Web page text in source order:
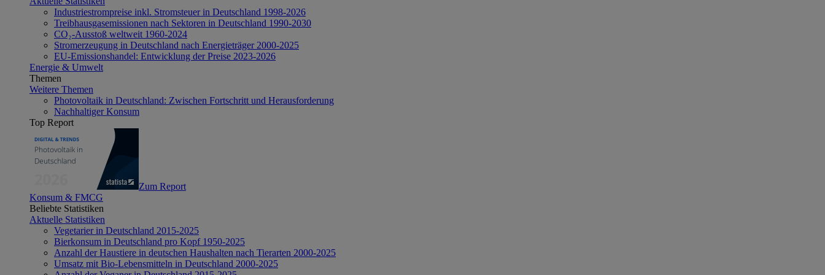
Industriestrompreise inkl. Stromsteuer in Deutschland 1998-2026
Treibhausgasemissionen nach Sektoren in Deutschland 1990-2030
CO₂-Ausstoß weltweit 1960-2024
Stromerzeugung in Deutschland nach Energieträger 2000-2025
EU-Emissionshandel: Entwicklung der Preise 2023-2026
Energie & Umwelt
Themen
Weitere Themen
Photovoltaik in Deutschland: Zwischen Fortschritt und Herausforderung
Nachhaltiger Konsum
Top Report
Zum Report
Konsum & FMCG
Beliebte Statistiken
Aktuelle Statistiken
Vegetarier in Deutschland 2015-2025
Bierkonsum in Deutschland pro Kopf 1950-2025
Anzahl der Haustiere in deutschen Haushalten nach Tierarten 2000-2025
Umsatz mit Bio-Lebensmitteln in Deutschland 2000-2025